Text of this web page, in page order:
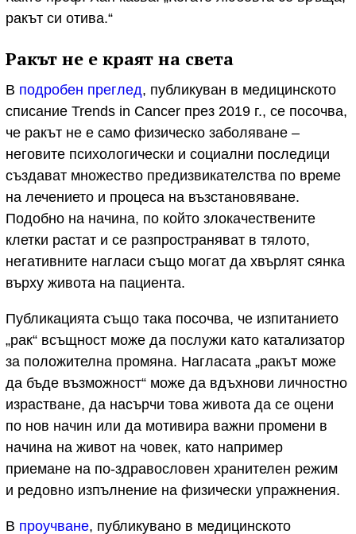
ракът си отива.“
Ракът не е краят на света
В подробен преглед, публикуван в медицинското
списание Trends in Cancer през 2019 г., се посочва,
че ракът не е само физическо заболяване –
неговите психологически и социални последици
създават множество предизвикателства по време
на лечението и процеса на възстановяване.
Подобно на начина, по който злокачествените
клетки растат и се разпространяват в тялото,
негативните нагласи също могат да хвърлят сянка
върху живота на пациента.
Публикацията също така посочва, че изпитанието
„рак“ всъщност може да послужи като катализатор
за положителна промяна. Нагласата „ракът може
да бъде възможност“ може да вдъхнови личностно
израстване, да насърчи това живота да се оцени
по нов начин или да мотивира важни промени в
начина на живот на човек, като например
приемане на по-здравословен хранителен режим
и редовно изпълнение на физически упражнения.
В проучване, публикувано в медицинското